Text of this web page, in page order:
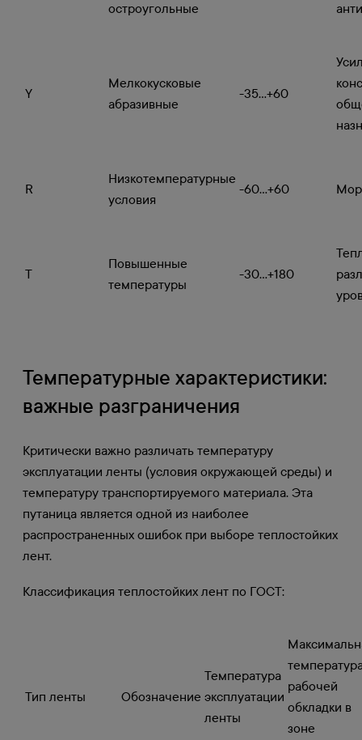
остроугольные
Y
Мелкокусковые
абразивные
-35...+60
R
Низкотемпературные
условия
-60...+60
T
Повышенные
температуры
-30...+180
Температурные характеристики:
важные разграничения
Критически важно различать температуру
эксплуатации ленты (условия окружающей среды) и
температуру транспортируемого материала. Эта
путаница является одной из наиболее
распространенных ошибок при выборе теплостойких
лент.
Классификация теплостойких лент по ГОСТ:
Тип ленты Обозначение
Температура
эксплуатации
ленты
рабочей
обкладки в
зоне